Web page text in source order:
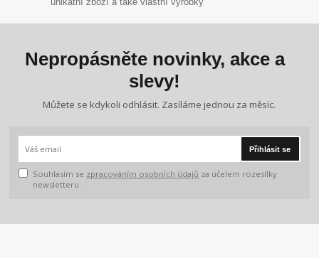
Nepropásněte novinky, akce a
slevy!
Můžete se kdykoli odhlásit. Zasíláme jednou za měsíc.
Přihlásit se
Souhlasím se zpracováním osobních údajů za účelem rozesílky
newsletteru.